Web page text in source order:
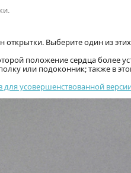
открытки. Выберите один из
положение сердца более
или подоконник; также в
для усовершенствованной